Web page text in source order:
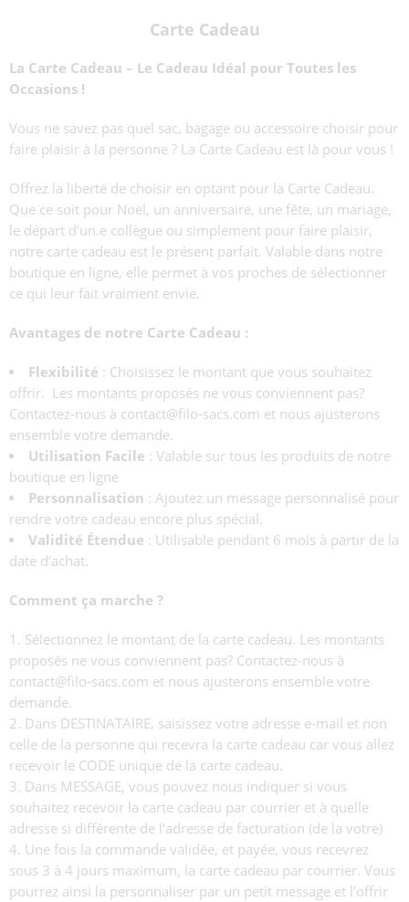
Carte Cadeau
La Carte Cadeau – Le Cadeau Idéal pour Toutes les
Occasions !
Vous ne savez pas quel sac, bagage ou accessoire choisir pour
faire plaisir à la personne ? La Carte Cadeau est là pour vous !
Offrez la liberté de choisir en optant pour la Carte Cadeau.
Que ce soit pour Noël, un anniversaire, une fête, un mariage,
le départ d’un.e collègue ou simplement pour faire plaisir,
notre carte cadeau est le présent parfait. Valable dans notre
boutique en ligne, elle permet à vos proches de sélectionner
ce qui leur fait vraiment envie.
Avantages de notre Carte Cadeau :
Flexibilité : Choisissez le montant que vous souhaitez
offrir. Les montants proposés ne vous conviennent pas?
Contactez-nous à contact@filo-sacs.com et nous ajusterons
ensemble votre demande.
Utilisation Facile : Valable sur tous les produits de notre
boutique en ligne
Personnalisation : Ajoutez un message personnalisé pour
rendre votre cadeau encore plus spécial.
Validité Étendue : Utilisable pendant 6 mois à partir de la
date d’achat.
Comment ça marche ?
Sélectionnez le montant de la carte cadeau. Les montants
proposés ne vous conviennent pas? Contactez-nous à
contact@filo-sacs.com et nous ajusterons ensemble votre
demande.
Dans DESTINATAIRE, saisissez votre adresse e-mail et non
celle de la personne qui recevra la carte cadeau car vous allez
recevoir le CODE unique de la carte cadeau.
Dans MESSAGE, vous pouvez nous indiquer si vous
souhaitez recevoir la carte cadeau par courrier et à quelle
adresse si différente de l’adresse de facturation (de la votre)
Une fois la commande validée, et payée, vous recevrez
sous 3 à 4 jours maximum, la carte cadeau par courrier. Vous
pourrez ainsi la personnaliser par un petit message et l’offrir